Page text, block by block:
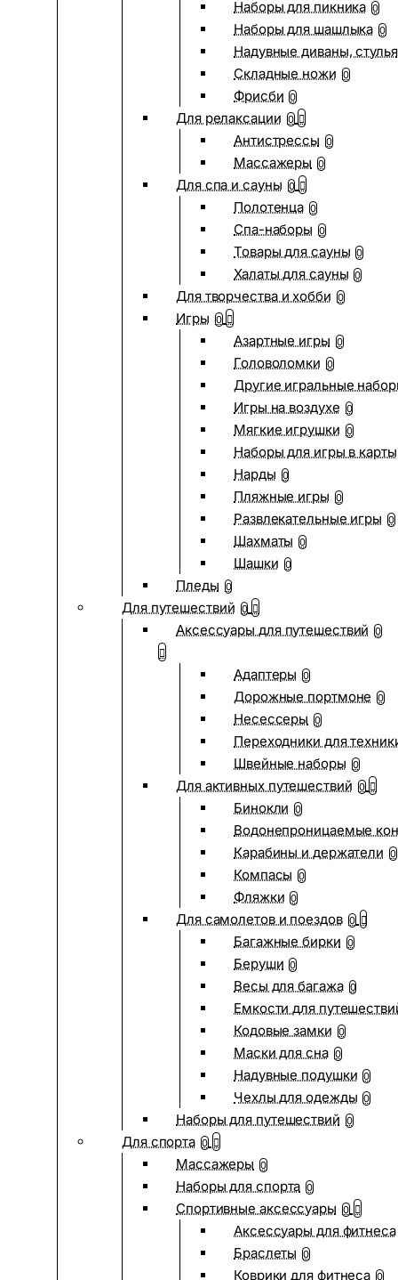
Наборы для пикника 0
Наборы для шашлыка 0
Надувные диваны, стулья
Складные ножи 0
Фрисби 0
Для релаксации 0
Антистрессы 0
Массажеры 0
Для спа и сауны 0
Полотенца 0
Спа-наборы 0
Товары для сауны 0
Халаты для сауны 0
Для творчества и хобби 0
Игры 0
Азартные игры 0
Головоломки 0
Другие игральные
Игры на воздухе 0
Мягкие игрушки 0
Наборы для игры в карты
Нарды 0
Пляжные игры 0
Развлекательные игры 0
Шахматы 0
Шашки 0
Пледы 0
Для путешествий 0
Аксессуары для путешествий 0
Адаптеры 0
Дорожные портмоне 0
Несессеры 0
Переходники для
Швейные наборы 0
Для активных путешествий 0
Бинокли 0
Водонепроницаемые
Карабины и держатели 0
Компасы 0
Фляжки 0
Для самолетов и поездов 0
Багажные бирки 0
Беруши 0
Весы для багажа 0
Емкости для
Кодовые замки 0
Маски для сна 0
Надувные подушки 0
Чехлы для одежды 0
Наборы для путешествий 0
Для спорта 0
Массажеры 0
Наборы для спорта 0
Спортивные аксессуары 0
Аксессуары для фитнеса
Браслеты 0
Коврики для фитнеса 0